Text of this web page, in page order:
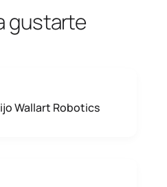
gustarte
Wallart Robotics